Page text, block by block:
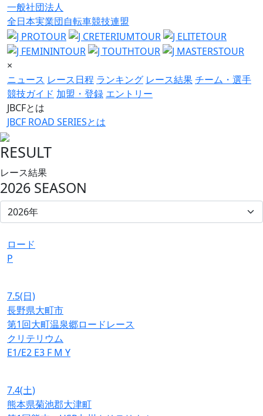
一般社団法人
全日本実業団自転車競技連盟
×
ニュース レース日程 ランキング レース結果チーム・選手
競技ガイド 加盟・登録 エントリー
JBCFとは
JBCF ROAD SERIESとは
RESULT
レース結果
2026 SEASON
ロード
P
7.5(日)
長野県大町市
第1回大町温泉郷ロードレース
クリテリウム
E1/E2 E3 F M Y
7.4(土)
熊本県菊池郡大津町